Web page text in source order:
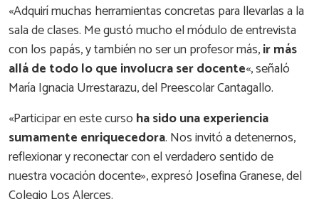
«Adquirí muchas herramientas concretas para llevarlas a la
sala de clases. Me gustó mucho el módulo de entrevista
con los papás, y también no ser un profesor más,ir más
allá de todo lo que involucra ser docente«, señaló
María Ignacia Urrestarazu, del Preescolar Cantagallo.
«Participar en este curso ha sido una experiencia
sumamente enriquecedora. Nos invitó a detenernos,
reflexionar y reconectar con el verdadero sentido de
nuestra vocación docente», expresó Josefina Granese, del